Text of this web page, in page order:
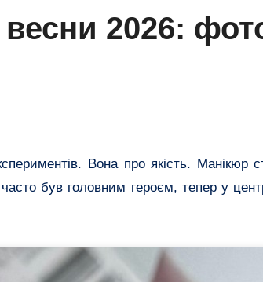
2026:
Вона про якість. Манікюр
був головним героєм, тепер у